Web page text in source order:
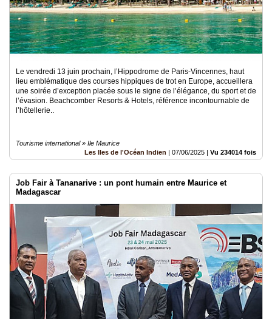
Le vendredi 13 juin prochain, l’Hippodrome de Paris-Vincennes, haut
lieu emblématique des courses hippiques de trot en Europe, accueillera
une soirée d’exception placée sous le signe de l’élégance, du sport et de
l’évasion. Beachcomber Resorts & Hotels, référence incontournable de
l’hôtellerie..
Tourisme international » Ile Maurice
Les Iles de l'Océan Indien | 07/06/2025 | Vu 234014 fois
Job Fair à Tananarive : un pont humain entre Maurice et
Madagascar